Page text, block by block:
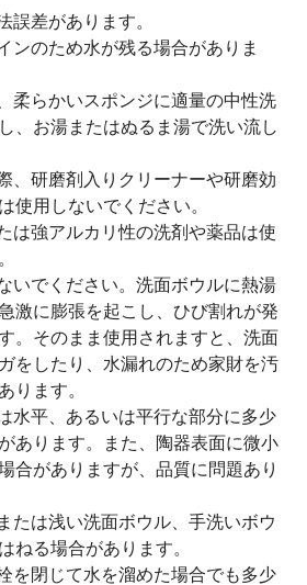
誤差があります。
ンのため水が残る場合がありま
柔らかいスポンジに適量の中性洗
、お湯またはぬるま湯で洗い流し
、研磨剤入りクリーナーや研磨効
使用しないでください。
は強アルカリ性の洗剤や薬品は使
いでください。洗面ボウルに熱湯
激に膨張を起こし、ひび割れが発
。そのまま使用されますと、洗面
をしたり、水漏れのため家財を汚
ります。
水平、あるいは平行な部分に多少
あります。また、陶器表面に微小
合がありますが、品質に問題あり
たは浅い洗面ボウル、手洗いボウ
ねる場合があります。
を閉じて水を溜めた場合でも多少